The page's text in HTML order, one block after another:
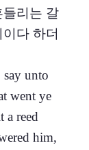
들리는 갈
다 하더
say unto
went ye
a reed
him,